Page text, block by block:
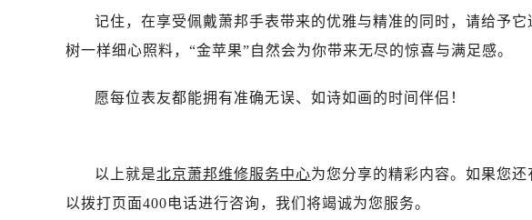
记住，在享受佩戴萧邦手表带来的优雅与精准的同时，请给予
树一样细心照料，“金苹果”自然会为你带来无尽的惊喜与满足感。
愿每位表友都能拥有准确无误、如诗如画的时间伴侣！
以上就是北京萧邦维修服务中心为您分享的精彩内容。如果您
以拨打页面400电话进行咨询，我们将竭诚为您服务。